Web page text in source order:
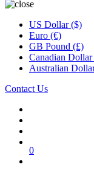
US Dollar ($)
Euro (€)
GB Pound (£)
Canadian
Australian
Contact Us
0